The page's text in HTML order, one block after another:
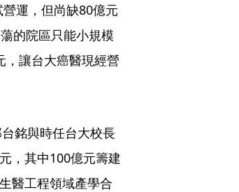
運，但尚缺80億元
的院區只能小規模
，讓台大癌醫現經營
銘與時任台大校長
，其中100億元籌建
醫工程領域產學合